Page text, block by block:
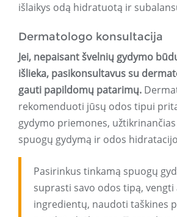
išlaikys odą hidratuotą ir
Dermatologo konsultacija
Jei, nepaisant švelnių gydymo
išlieka, pasikonsultavus su
gauti papildomų patarimų.
rekomenduoti jūsų odos tipui
gydymo priemones,
spuogų gydymą ir odos
Pasirinkus tinkamą spuogų
suprasti savo odos tipą,
ingredientų, naudoti taškines